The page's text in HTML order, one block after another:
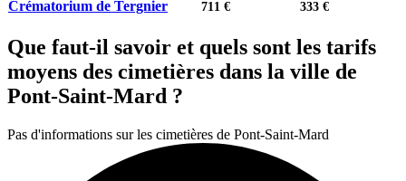
Crématorium de Tergnier 711 € 333 €
Que faut-il savoir et quels sont les tarifs
moyens des cimetières dans la ville de
Pont-Saint-Mard ?
Pas d'informations sur les cimetières de Pont-Saint-Mard